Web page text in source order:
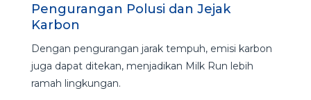
Pengurangan Polusi dan Jejak
Karbon
Dengan pengurangan jarak tempuh, emisi karbon
juga dapat ditekan, menjadikan Milk Run lebih
ramah lingkungan.